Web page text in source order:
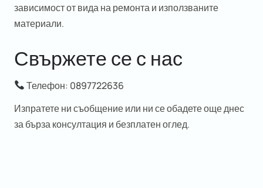
зависимост от вида на ремонта и използваните
материали.
Свържете се с нас
Телефон: 0897722636
Изпратете ни съобщение или ни се обадете още днес
забърза консултация и безплатен оглед.